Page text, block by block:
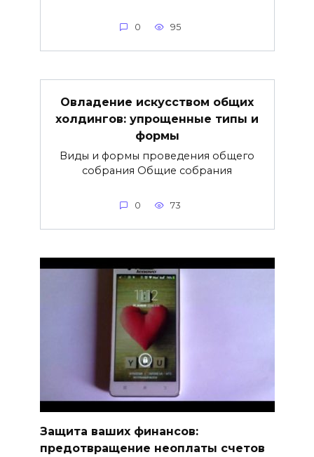
0 95
Овладение искусством общих
холдингов: упрощенные типы и
формы
Виды и формы проведения общего
собрания Общие собрания
0 73
Защита ваших финансов:
предотвращение неоплаты счетов